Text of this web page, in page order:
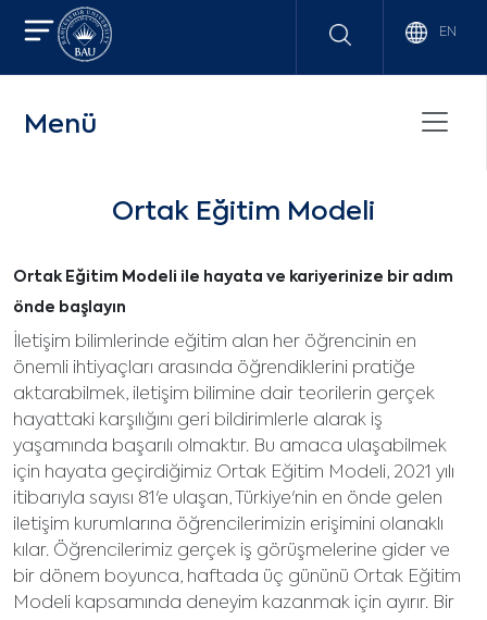
EN
Menü
Ortak Eğitim Modeli
Ortak Eğitim Modeli ile hayata ve kariyerinize bir adım
önde başlayın
İletişim bilimlerinde eğitim alan her öğrencinin en
önemli ihtiyaçları arasında öğrendiklerini pratiğe
aktarabilmek, iletişim bilimine dair teorilerin gerçek
hayattaki karşılığını geri bildirimlerle alarak iş
yaşamında başarılı olmaktır. Bu amaca ulaşabilmek
için hayata geçirdiğimiz Ortak Eğitim Modeli, 2021 yılı
itibarıyla sayısı 81'e ulaşan, Türkiye'nin en önde gelen
iletişim kurumlarına öğrencilerimizin erişimini olanaklı
kılar. Öğrencilerimiz gerçek iş görüşmelerine gider ve
bir dönem boyunca, haftada üç gününü Ortak Eğitim
Modeli kapsamında deneyim kazanmak için ayırır. Bir